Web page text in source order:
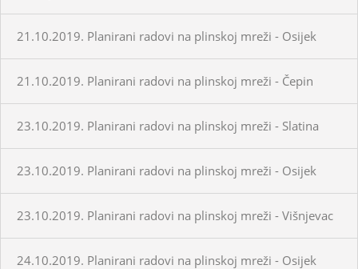
21.10.2019. Planirani radovi na plinskoj mreži - Osijek
21.10.2019. Planirani radovi na plinskoj mreži - Čepin
23.10.2019. Planirani radovi na plinskoj mreži - Slatina
23.10.2019. Planirani radovi na plinskoj mreži - Osijek
23.10.2019. Planirani radovi na plinskoj mreži - Višnjevac
24.10.2019. Planirani radovi na plinskoj mreži - Osijek